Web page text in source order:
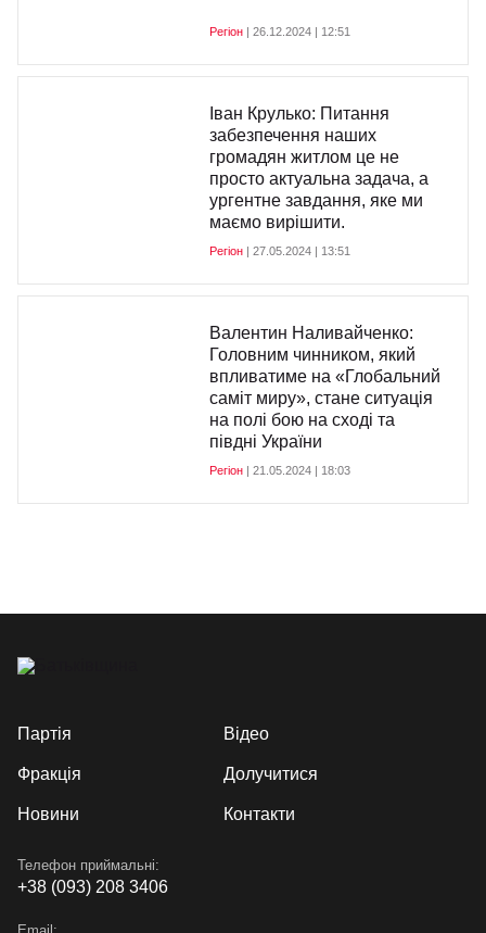
Регіон | 26.12.2024 | 12:51
Іван Крулько: Питання
забезпечення наших
громадян житлом це не
просто актуальна задача, а
ургентне завдання, яке ми
маємо вирішити.
Регіон | 27.05.2024 | 13:51
Валентин Наливайченко:
Головним чинником, який
впливатиме на «Глобальний
саміт миру», стане ситуація
на полі бою на сході та
півдні України
Регіон | 21.05.2024 | 18:03
Партія
Фракція
Новини
Відео
Долучитися
Контакти
Телефон приймальні:
+38 (093) 208 3406